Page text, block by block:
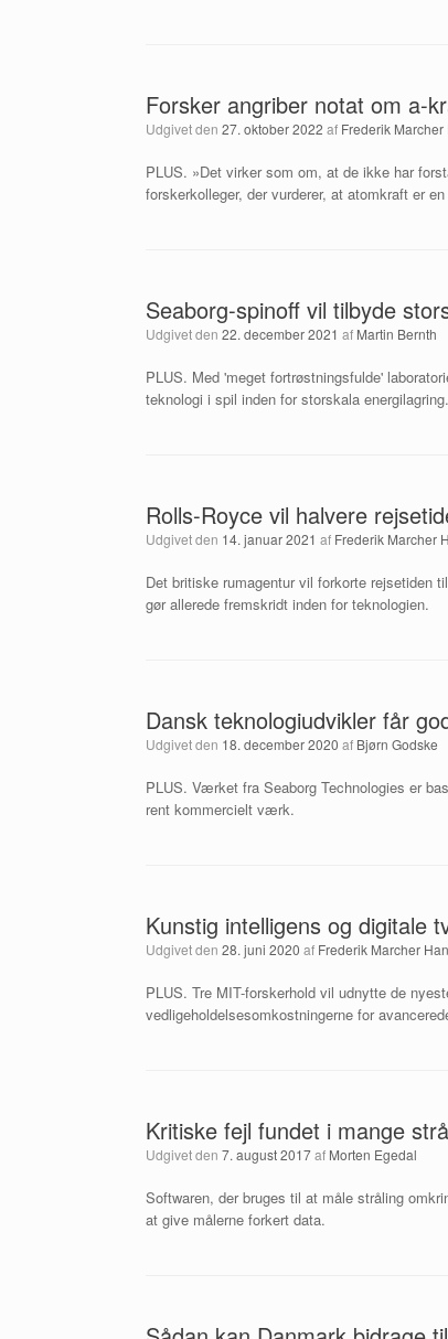
Forsker angriber notat om a-
Udgivet den 27. oktober 2022 af Frederik Marcher
PLUS. »Det virker som om, at de ikke har
forskerkolleger, der vurderer, at atomkraft er
Seaborg-spinoff vil tilbyde
Udgivet den 22. december 2021 af Martin Bernth
PLUS. Med 'meget fortrøstningsfulde'
teknologi i spil inden for storskala energilagring.
Rolls-Royce vil halvere
Udgivet den 14. januar 2021 af Frederik Marcher
Det britiske rumagentur vil forkorte rejsetiden
gør allerede fremskridt inden for teknologien.
Dansk teknologiudvikler får
Udgivet den 18. december 2020 af Bjørn Godske
PLUS. Værket fra Seaborg Technologies er
rent kommercielt værk.
Kunstig intelligens og digitale
Udgivet den 28. juni 2020 af Frederik Marcher
PLUS. Tre MIT-forskerhold vil udnytte de
vedligeholdelsesomkostningerne for
Kritiske fejl fundet i mange
Udgivet den 7. august 2017af Morten Egedal
Softwaren, der bruges til at måle stråling
at give målerne forkert data.